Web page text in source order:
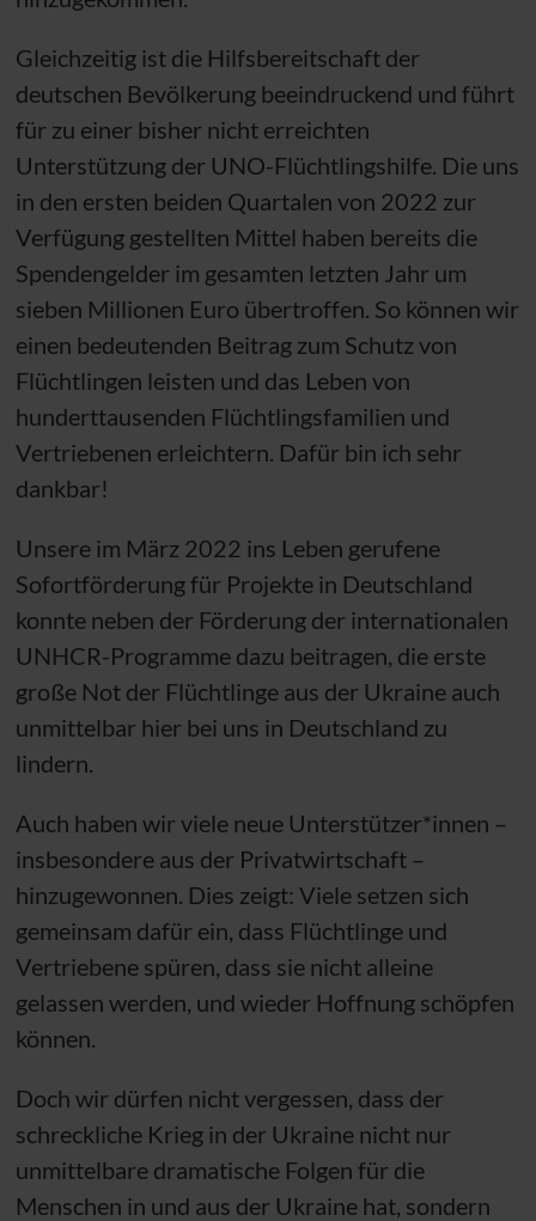
Gleichzeitig ist die Hilfsbereitschaft der
deutschen Bevölkerung beeindruckend und führt
für zu einer bisher nicht erreichten
Unterstützung der UNO-Flüchtlingshilfe. Die uns
in den ersten beiden Quartalen von 2022 zur
Verfügung gestellten Mittel haben bereits die
Spendengelder im gesamten letzten Jahr um
sieben Millionen Euro übertroffen. So können wir
einen bedeutenden Beitrag zum Schutz von
Flüchtlingen leisten und das Leben von
hunderttausenden Flüchtlingsfamilien und
Vertriebenen erleichtern. Dafür bin ich sehr
dankbar!
Unsere im März 2022 ins Leben gerufene
Sofortförderung für Projekte in Deutschland
konnte neben der Förderung der internationalen
UNHCR-Programme dazu beitragen, die erste
große Not der Flüchtlinge aus der Ukraine auch
unmittelbar hier bei uns in Deutschland zu
lindern.
Auch haben wir viele neue Unterstützer*innen –
insbesondere aus der Privatwirtschaft –
hinzugewonnen. Dies zeigt: Viele setzen sich
gemeinsam dafür ein, dass Flüchtlinge und
Vertriebene spüren, dass sie nicht alleine
gelassen werden, und wieder Hoffnung schöpfen
können.
Doch wir dürfen nicht vergessen, dass der
schreckliche Krieg in der Ukraine nicht nur
unmittelbare dramatische Folgen für die
Menschen in und aus der Ukraine hat, sondern